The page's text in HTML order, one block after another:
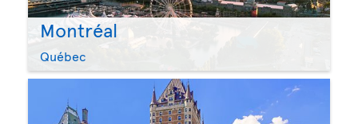
Montréal
Québec